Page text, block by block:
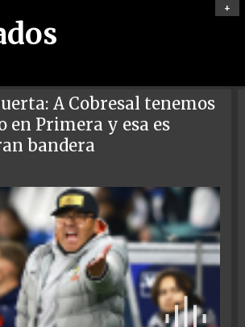
+
A Cobresal tenemos
en Primera y esa es
bandera